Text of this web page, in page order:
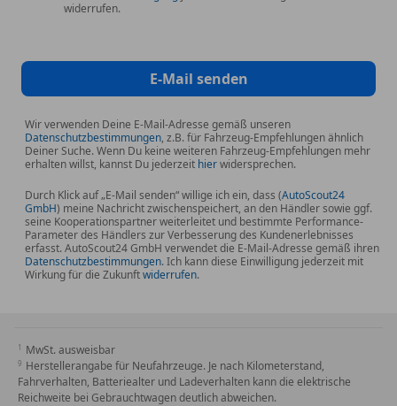
Sportsitze
widerrufen.
E-Mail senden
Wir verwenden Deine E-Mail-Adresse gemäß unseren
Datenschutzbestimmungen, z.B. für Fahrzeug-Empfehlungen ähnlich
Deiner Suche. Wenn Du keine weiteren Fahrzeug-Empfehlungen mehr
erhalten willst, kannst Du jederzeit hierwidersprechen.
Durch Klick auf „E-Mail senden“ willige ich ein, dass (AutoScout24
GmbH) meine Nachricht zwischenspeichert, an den Händler sowie ggf.
seine Kooperationspartner weiterleitet und bestimmte Performance-
Parameter des Händlers zur Verbesserung des Kundenerlebnisses
erfasst. AutoScout24 GmbH verwendet die E-Mail-Adresse gemäß ihren
Datenschutzbestimmungen. Ich kann diese Einwilligung jederzeit mit
Wirkung für die Zukunftwiderrufen.
MwSt. ausweisbar
Herstellerangabe für Neufahrzeuge. Je nach Kilometerstand,
Fahrverhalten, Batteriealter und Ladeverhalten kann die elektrische
Reichweite bei Gebrauchtwagen deutlich abweichen.